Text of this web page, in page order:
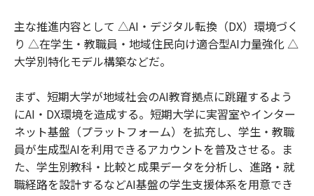
主な推進内容として △AI・デジタル転換（DX）環境づく
り △在学生・教職員・地域住民向け適合型AI力量強化 △
大学別特化モデル構築などだ。
まず、短期大学が地域社会のAI教育拠点に跳躍するよう
にAI・DX環境を造成する。短期大学に実習室やインター
ネット基盤（プラットフォーム）を拡充し、学生・教職
員が生成型AIを利用できるアカウントを普及させる。ま
た、学生別教科・比較と成果データを分析し、進路・就
職経路を設計するなどAI基盤の学生支援体系を用意でき